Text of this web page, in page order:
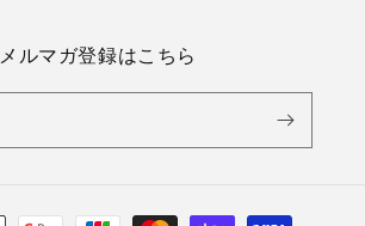
メルマガ登録はこちら